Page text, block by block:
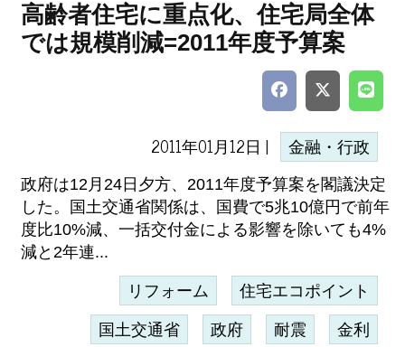
高齢者住宅に重点化、住宅局全体
では規模削減=2011年度予算案
2011年01月12日 | 金融・行政
政府は12月24日夕方、2011年度予算案を閣議決定
した。国土交通省関係は、国費で5兆10億円で前年
度比10%減、一括交付金による影響を除いても4%
減と2年連...
リフォーム 住宅エコポイント
国土交通省 政府 耐震 金利